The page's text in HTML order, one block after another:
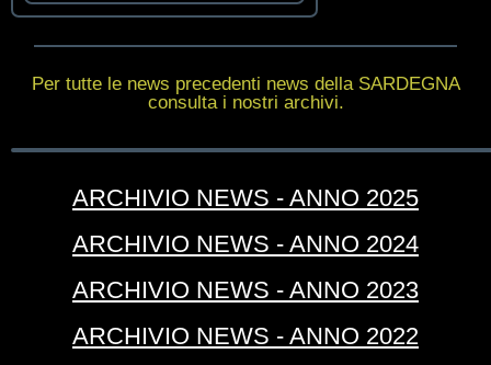
Per tutte le news precedenti news della SARDEGNA
consulta i nostri archivi.
ARCHIVIO NEWS - ANNO 2025
ARCHIVIO NEWS - ANNO 2024
ARCHIVIO NEWS - ANNO 2023
ARCHIVIO NEWS - ANNO 2022